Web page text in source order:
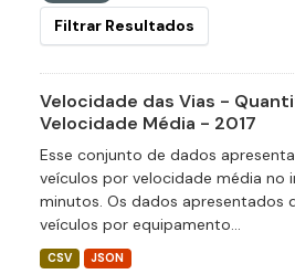
Filtrar Resultados
Velocidade das Vias -
Velocidade Média - 2017
Esse conjunto de dados
veículos por velocidade média no
minutos. Os dados apresentados
veículos por equipamento...
CSV JSON